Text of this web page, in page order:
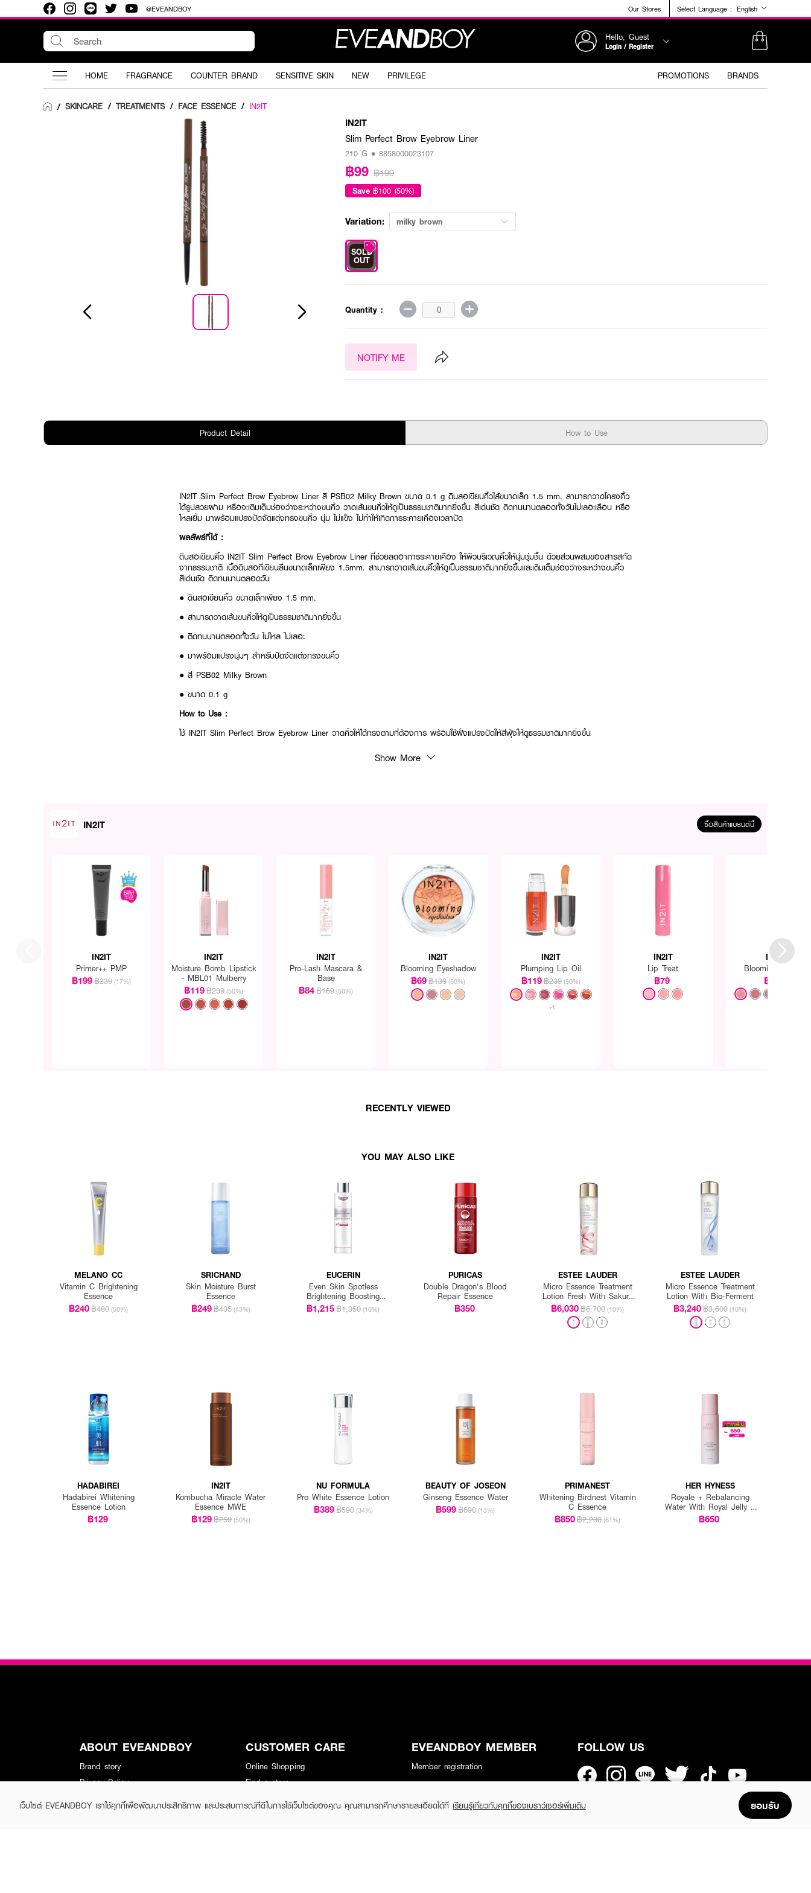
@EVEANDBOY Our Stores Select Language : English
Hello, Guest
Login / Register
HOME FRAGRANCE COUNTER BRAND SENSITIVE SKIN NEW PRIVILEGE PROMOTIONS BRANDS
/ SKINCARE / TREATMENTS / FACE ESSENCE / IN2IT
IN2IT
Slim Perfect Brow Eyebrow Liner
210 G • 8858000023107
฿99 ฿199
Save ฿100 (50%)
Variation: milky brown
SOLD
OUT
Quantity :
NOTIFY ME
Product Detail How to Use
IN2IT Slim Perfect Brow Eyebrow Liner สี PSB02 Milky Brown ขนาด 0.1 g ดินสอเขียนคิ้วไส้ขนาดเล็ก 1.5 mm. สามารถวาดโครงคิ้ว
ได้รูปสวยฝาม หรือจะเติมเต็มช่องว่างระหว่างขนคิ้ว วาดเส้นขนคิ้วให้ดูเป็นธรรมชาติมากยิ่งขึ้น สีเด่นชัด ติดทนนานตลอดทั้งวันไม่เลอะเลือน หรือ
ไหลเยิ้ม มาพร้อมแปรงปัดจัดแต่งทรงขนคิ้ว นุ่ม ไม่แข็ง ไม่ทำให้เกิดการระคายเคืองเวลาปัด
ผลลัพธ์ที่ได้ :
ดินสอเขียนคิ้ว IN2IT Slim Perfect Brow Eyebrow Liner ที่ช่วยลดอาการระคายเคือง ให้ผิวบริเวณคิ้วให้นุ่มชุ่มชื้น ด้วยส่วนผสมของสารสกัด
จากธรรมชาติ เนื้อดินสอที่เขียนลื่นขนาดเล็กเพียง 1.5mm. สามารถวาดเส้นขนคิ้วให้ดูเป็นธรรมชาติมากยิ่งขึ้นและเติมเต็มช่องว่างระหว่างขนคิ้ว
สีเด่นชัด ติดทนนานตลอดวัน
● ดินสอเขียนคิ้ว ขนาดเล็กเพียง 1.5 mm.
● สามารถวาดเส้นขนคิ้วให้ดูเป็นธรรมชาติมากยิ่งขึ้น
● ติดทนนานตลอดทั้งวัน ไม่ไหล ไม่เลอะ
● มาพร้อมแปรงนุ่มๆ สำหรับปัดจัดแต่งทรงขนคิ้ว
● สี PSB02 Milky Brown
● ขนาด 0.1 g
How to Use :
ใช้ IN2IT Slim Perfect Brow Eyebrow Liner วาดคิ้วให้ได้ทรงตามที่ต้องการ พร้อมใช้ฝั่งแปรงปัดให้สีฟุ้งให้ดูธรรมชาติมากยิ่งขึ้น
Show More
IN2IT ซื้อสินค้าแบรนด์นี้
IN2IT
Primer++ PMP
฿199฿239 (17%)
IN2IT
Moisture Bomb Lipstick
- MBL01 Mulberry
฿119฿239 (50%)
IN2IT
Pro-Lash Mascara &
Base
฿84฿169 (50%)
IN2IT
Blooming Eyeshadow
฿69฿139 (50%)
IN2IT
Plumping Lip Oil
฿119฿239 (50%)
+1
IN2IT
Lip Treat
฿79
IN2IT
Blooming Blusher
฿179
RECENTLY VIEWED
YOU MAY ALSO LIKE
MELANO CC
Vitamin C Brightening
Essence
฿240฿480 (50%)
SRICHAND
Skin Moisture Burst
Essence
฿249฿435 (43%)
EUCERIN
Even Skin Spotless
Brightening Boosting
Essence
฿1,215฿1,350 (10%)
PURICAS
Double Dragon's Blood
Repair Essence
฿350
ESTEE LAUDER
Micro Essence Treatment
Lotion Fresh With Sakura
Ferment
฿6,030฿6,700 (10%)
ESTEE LAUDER
Micro Essence Treatment
Lotion With Bio-Ferment
฿3,240฿3,600 (10%)
HADABIREI
Hadabirei Whitening
Essence Lotion
฿129
IN2IT
Kombucha Miracle Water
Essence MWE
฿129฿259 (50%)
NU FORMULA
Pro White Essence Lotion
฿389฿590 (34%)
BEAUTY OF JOSEON
Ginseng Essence Water
฿599฿690 (13%)
PRIMANEST
Whitening Birdnest Vitamin
C Essence
฿850฿2,200 (61%)
HER HYNESS
Royale + Rebalancing
Water With Royal Jelly &
Deep Sea Kelp
฿650
เว็บไซต์ EVEANDBOY เราใช้คุกกี้เพื่อพัฒนาประสิทธิภาพ และประสบการณ์ที่ดีในการใช้เว็บไซต์ของคุณ คุณสามารถศึกษารายละเอียดได้ที่ เรียนรู้เกี่ยวกับคุกกี้ของเบราว์เซอร์เพิ่มเติม ยอมรับ
ABOUT EVEANDBOY
Brand story
Privacy Policy
Sell on EVEANDBOY
CUSTOMER CARE
Online Shopping
Find a store
EVEANDBOY MEMBER
Member registration
FOLLOW US
GET THE APP